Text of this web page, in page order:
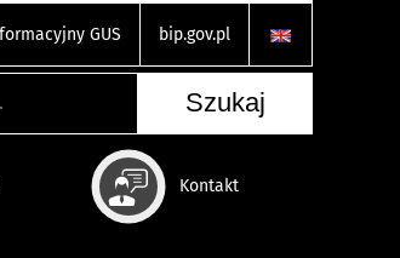
GUS bip.gov.pl
Kontakt